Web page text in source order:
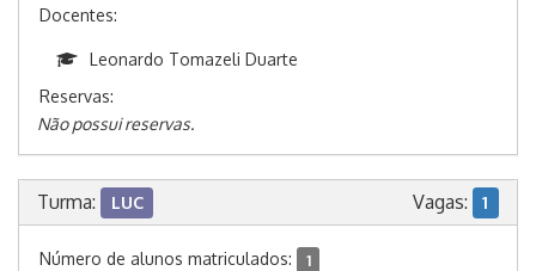
Docentes:
Leonardo Tomazeli Duarte
Reservas:
Não possui reservas.
Turma: LUC Vagas: 1
Número de alunos matriculados: 1